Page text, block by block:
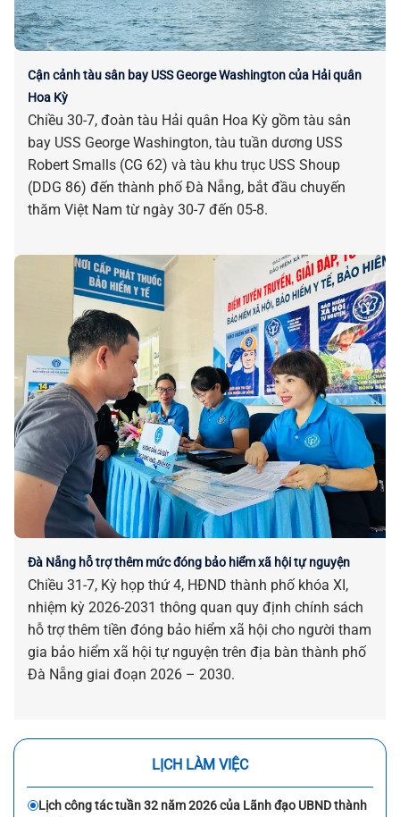
Cận cảnh tàu sân bay USS George Washington của Hải quân
Hoa Kỳ
Chiều 30-7, đoàn tàu Hải quân Hoa Kỳ gồm tàu sân
bay USS George Washington, tàu tuần dương USS
Robert Smalls (CG 62) và tàu khu trục USS Shoup
(DDG 86) đến thành phố Đà Nẵng, bắt đầu chuyến
thăm Việt Nam từ ngày 30-7 đến 05-8.
Đà Nẵng hỗ trợ thêm mức đóng bảo hiểm xã hội tự nguyện
Chiều 31-7, Kỳ họp thứ 4, HĐND thành phố khóa XI,
nhiệm kỳ 2026-2031 thông quan quy định chính sách
hỗ trợ thêm tiền đóng bảo hiểm xã hội cho người tham
gia bảo hiểm xã hội tự nguyện trên địa bàn thành phố
Đà Nẵng giai đoạn 2026 – 2030.
LỊCH LÀM VIỆC
Lịch công tác tuần 32 năm 2026 của Lãnh đạo UBND thành